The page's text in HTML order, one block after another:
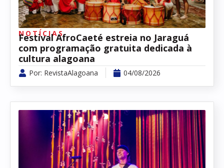
NOTÍCIAS
Festival AfroCaeté estreia no Jaraguá
com programação gratuita dedicada à
cultura alagoana
Por: RevistaAlagoana 04/08/2026